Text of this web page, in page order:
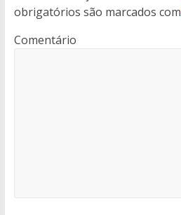
obrigatórios são marcados com
Comentário